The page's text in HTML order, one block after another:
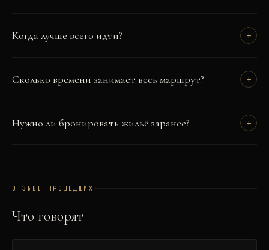
Когда лучше всего идти? +
Сколько времени занимает весь маршрут? +
Нужно ли бронировать жильё заранее? +
ОТЗЫВЫ ПРОШЕДШИХ
Что говорят